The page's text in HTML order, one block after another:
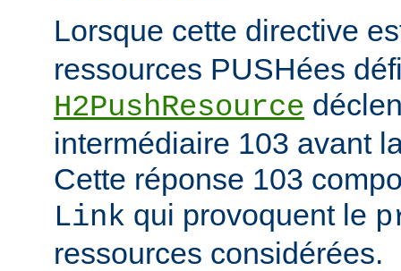
Lorsque cette directive
ressources PUSHées
H2PushResource
intermédiaire 103 avant
Cette réponse 103
Link qui provoquent le
ressources considérées.